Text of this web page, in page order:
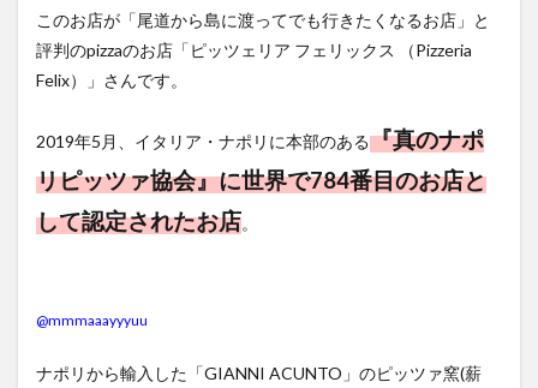
このお店が「尾道から島に渡ってでも行きたくなるお店」と
評判のpizzaのお店「ピッツェリア フェリックス （Pizzeria
Felix）」さんです。
2019年5月、イタリア・ナポリに本部のある『真のナポ
リピッツァ協会』に世界で784番目のお店と
して認定されたお店。
@mmmaaayyyuu
ナポリから輸入した「GIANNI ACUNTO」のピッツァ窯(薪